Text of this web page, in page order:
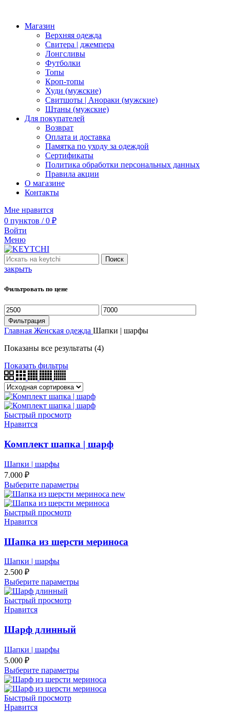
Магазин
Верхняя одежда
Свитера | джемпера
Лонгсливы
Футболки
Топы
Кроп-топы
Худи (мужские)
Свитшоты | Анораки (мужские)
Штаны (мужские)
Для покупателей
Возврат
Оплата и доставка
Памятка по уходу за одеждой
Сертификаты
Политика обработки персональных данных
Правила акции
О магазине
Контакты
Мне нравится
0 пунктов / 0 ₽
Войти
Меню
Поиск
закрыть
Фильтровать по цене
Минимальная
цена
Максимальная
цена
Фильтрация
Главная Женская одежда Шапки | шарфы
Показаны все результаты (4)
Показать фильтры
Быстрый просмотр
Нравится
Комплект шапка | шарф
Шапки | шарфы
7.000 ₽
Выберите параметры
Быстрый просмотр
Нравится
Шапка из шерсти мериноса
Шапки | шарфы
2.500 ₽
Выберите параметры
Быстрый просмотр
Нравится
Шарф длинный
Шапки | шарфы
5.000 ₽
Выберите параметры
Быстрый просмотр
Нравится